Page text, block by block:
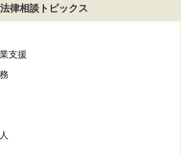
法律相談トピックス
支援